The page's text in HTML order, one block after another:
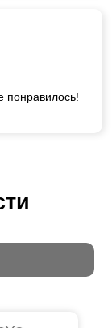
понравилось!